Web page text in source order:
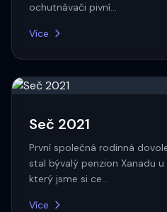
ochutnávači pivní…
Více
Seč 2021
První společná rodinná
stal bývalý penzion Xanadu
který jsme si ce…
Více